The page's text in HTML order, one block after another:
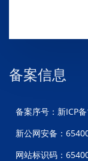
备案信息
备案序号：新ICP
新公网安备：
网站标识码：